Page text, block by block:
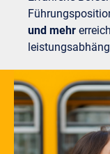
und mehr